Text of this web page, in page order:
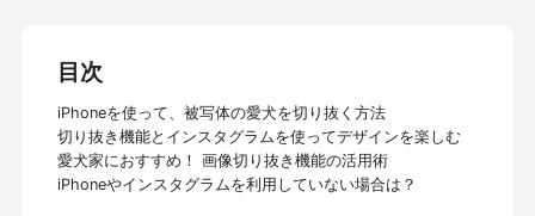
目次
iPhoneを使って、被写体の愛犬を切り抜く方法
切り抜き機能とインスタグラムを使ってデザインを楽しむ
愛犬家におすすめ！ 画像切り抜き機能の活用術
iPhoneやインスタグラムを利用していない場合は？